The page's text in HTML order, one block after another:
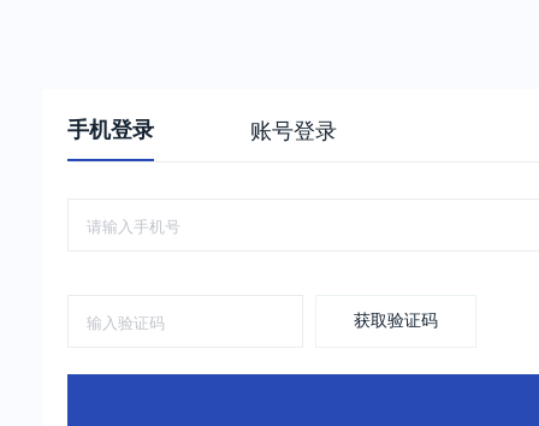
手机登录 账号登录
获取验证码